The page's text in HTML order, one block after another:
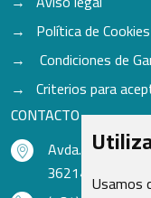
Usamos
Política de Cookies
Condiciones de
Criterios para
CONTACTO
Avda. do Freixo
36214 Vigo -